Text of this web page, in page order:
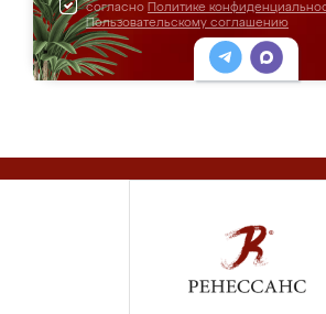
согласно Политике
Пользовательскому соглашению